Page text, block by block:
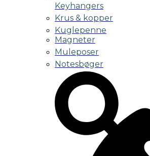
Keyhangers
Krus & kopper
Kuglepenne
Magneter
Muleposer
Notesbøger